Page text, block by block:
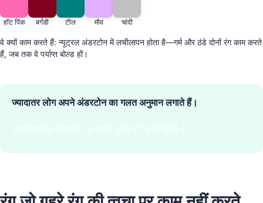
हॉट पिंक बर्गंडी टील मौव चांदी
वे क्यों काम करते हैं: न्यूट्रल अंडरटोन में लचीलापन होता है—गर्म और ठंडे दोनों रंग काम करते
हैं, जब तक वे पर्याप्त बोल्ड हों।
ज्यादातर लोग अपने अंडरटोन का गलत अनुमान लगाते हैं।
अपने सटीक अंडरटोन + सबसे अच्छे रंग तुरंत खोजें